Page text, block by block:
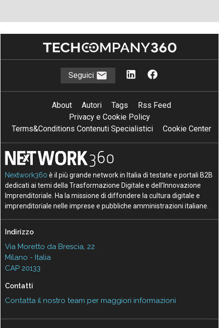
Seguici
About Autori Tags
Rss Feed
Privacy e Cookie Policy
Terms&Conditions Contenuti Specialistici
Cookie Center
Nextwork360 è il più grande network in Italia di testate e portali B2B
dedicati ai temi della Trasformazione Digitale e dell’Innovazione
Imprenditoriale. Ha la missione di diffondere la cultura digitale e
imprenditoriale nelle imprese e pubbliche amministrazioni italiane.
Indirizzo
Via Moretto da Brescia, 22
Milano - Italia
CAP 20133
Contatti
Contatta il nostro team per maggiori informazioni